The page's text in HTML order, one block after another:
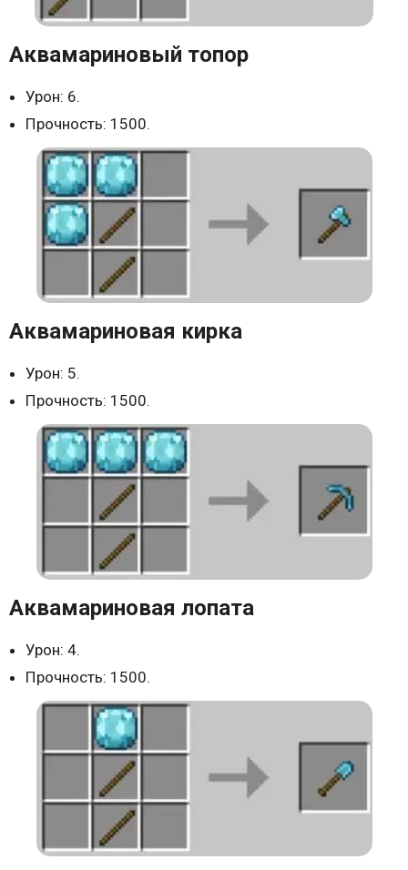
Аквамариновый топор
Урон: 6.
Прочность: 1500.
Аквамариновая кирка
Урон: 5.
Прочность: 1500.
Аквамариновая лопата
Урон: 4.
Прочность: 1500.